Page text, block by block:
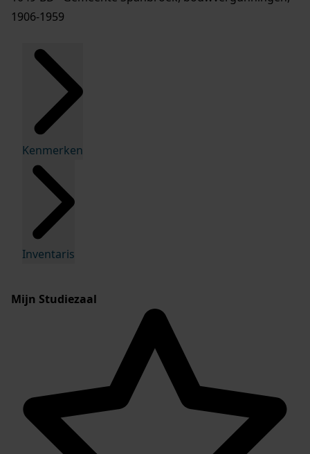
1906-1959
Kenmerken
Inventaris
Mijn Studiezaal